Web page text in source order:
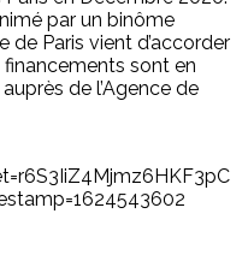
par un binôme
de Paris vient d’accorder
sont en
de l’Agence de